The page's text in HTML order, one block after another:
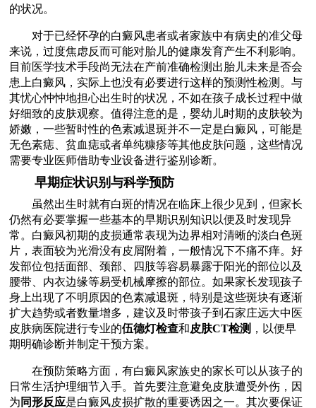
的状况。
对于已经怀孕的白癜风患者或者家族中有病史的准父母
来说，过度焦虑反而可能对胎儿的健康发育产生不利影响。
目前医学技术手段尚无法在产前准确检测出胎儿未来是否会
患上白癜风，实际上也没有必要进行这样的预测性检测。与
其忧心忡忡地担心出生时的状况，不如在孩子成长过程中做
好细致的皮肤观察。值得注意的是，婴幼儿时期的皮肤较为
娇嫩，一些暂时性的色素减退斑并不一定是白癜风，可能是
无色素痣、贫血痣或者单纯糠疹等其他皮肤问题，这些情况
需要专业医师借助专业设备进行鉴别诊断。
早期症状识别与科学预防
虽然出生时就有白斑的情况在临床上很少见到，但家长
仍然有必要掌握一些基本的早期识别知识以便及时发现异
常。白癜风初期的皮损通常表现为边界相对清晰的淡白色斑
片，表面较为光滑没有皮屑附着，一般情况下不痛不痒。好
发部位包括面部、颈部、四肢等容易暴露于阳光的部位以及
腰带、内衣边缘等易受机械摩擦的部位。如果家长发现孩子
身上出现了不明原因的色素减退斑，特别是这些斑块有逐渐
扩大趋势或者数量增多，建议及时带孩子到石家庄远大中医
皮肤病医院进行专业的伍德灯检查和皮肤CT检测 ，以便早
期明确诊断并制定干预方案。
在预防策略方面，有白癜风家族史的家长可以从孩子的
日常生活护理细节入手。首先要注意避免皮肤遭受外伤，因
为 同形反应是白癜风皮损扩散的重要诱因之一。其次要保证